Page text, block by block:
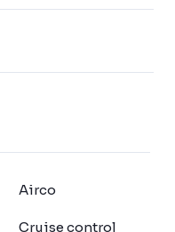
Airco
Cruise control